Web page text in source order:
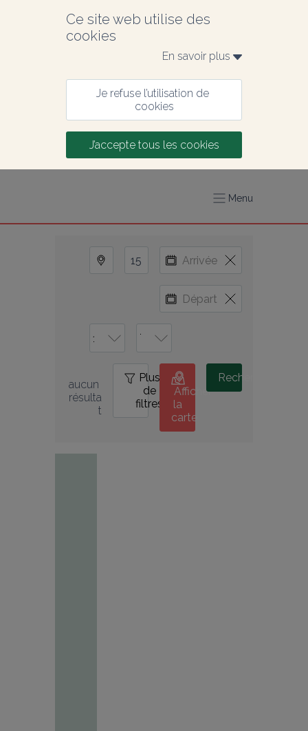
Ce site web utilise des
cookies
En savoir plus
Je refuse l’utilisation de
cookies
J’accepte tous les cookies
Menu
aucun
résulta
t
Plus
de
filtres
Afficher
la
carte
Rechercher